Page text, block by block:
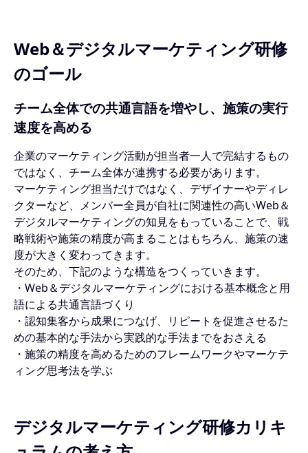
Web＆デジタルマーケティング研修
のゴール
チーム全体での共通言語を増やし、施策の実行
速度を高める
企業のマーケティング活動が担当者一人で完結するもの
ではなく、チーム全体が連携する必要があります。
マーケティング担当だけではなく、デザイナーやディレ
クターなど、メンバー全員が自社に関連性の高いWeb＆
デジタルマーケティングの知見をもっていることで、戦
略戦術や施策の精度が高まることはもちろん、施策の速
度が大きく変わってきます。
そのため、下記のような構造をつくっていきます。
・Web＆デジタルマーケティングにおける基本概念と用
語による共通言語づくり
・認知集客から成果につなげ、リピートを促進させるた
めの基本的な手法から実践的な手法までをおさえる
・施策の精度を高めるためのフレームワークやマーケテ
ィング思考法を学ぶ
デジタルマーケティング研修カリキ